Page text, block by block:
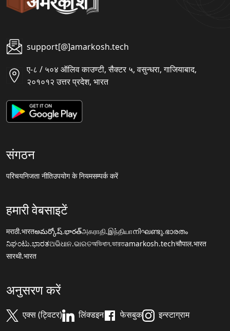
support[@]amarkosh.tech
ए-८ / ५०४ ऑलिव काउण्टी, सैक्टर ५, वसुन्धरा, गाजियाबाद,
२०१०१२ उत्तर प्रदेश, भारत
संगठन
परिचयनिजता नीतिउपयोग के नियमसम्पर्क करें
हमारी वेबसाइटें
मराठी.भारतఅమర్కోష్.భారత్அகராதி.இந்தியாനിഘണ്ടു.ഭാരതം
ನಿಘಂಟು.ಭಾರತଅଭିଧାନ.ଭାରତঅভিধান.ভারতamarkosh.techचौपाल.भारत
सारथी.भारत
अनुसरण करें
एक्स (ट्विटर) लिंक्डइन फेसबुक इन्स्टाग्राम